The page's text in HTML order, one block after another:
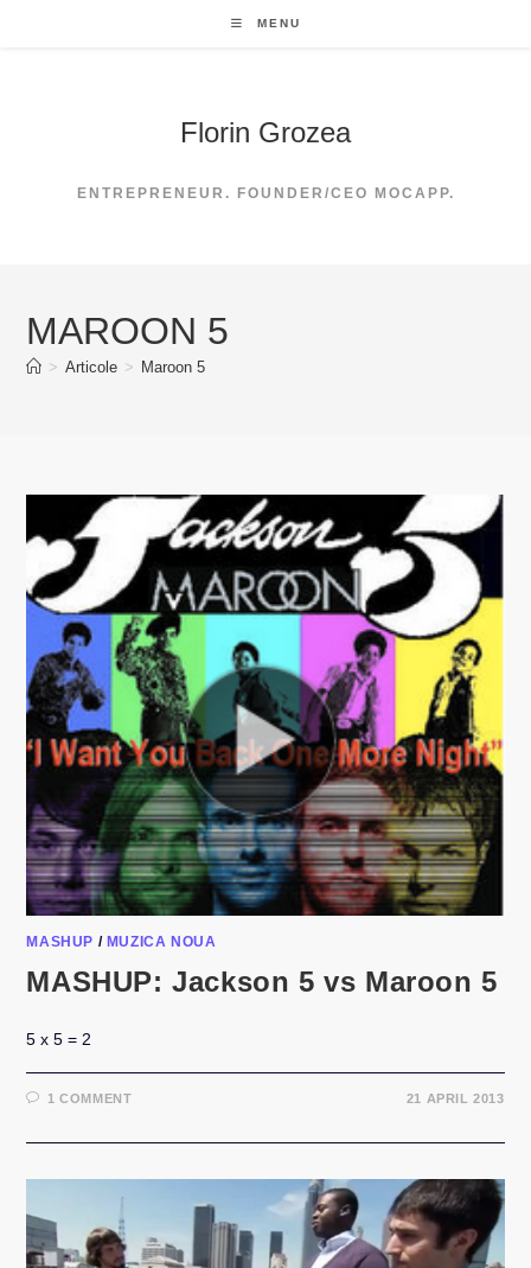
MENU
Florin Grozea
ENTREPRENEUR. FOUNDER/CEO MOCAPP.
MAROON 5
> Articole > Maroon 5
MASHUP / MUZICA NOUA
MASHUP: Jackson 5 vs Maroon 5
5 x 5 = 2
1 COMMENT 21 APRIL 2013